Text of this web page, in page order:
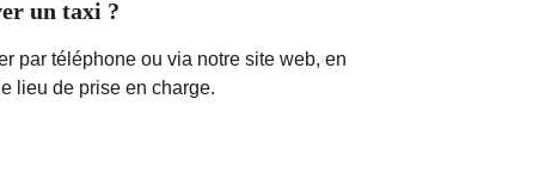
un taxi ?
par téléphone ou via notre site web, en
lieu de prise en charge.